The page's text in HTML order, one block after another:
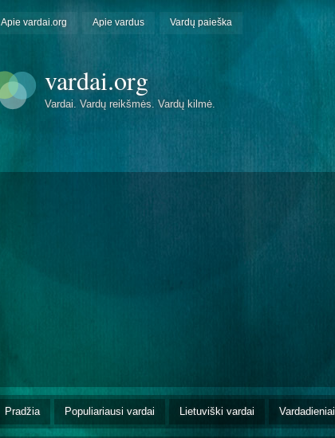
Apie vardai.org Apie vardus Vardų paieška
vardai.org
Vardai. Vardų reikšmės. Vardų kilmė.
Pradžia Populiariausi vardai Lietuviški vardai Vardadieniai